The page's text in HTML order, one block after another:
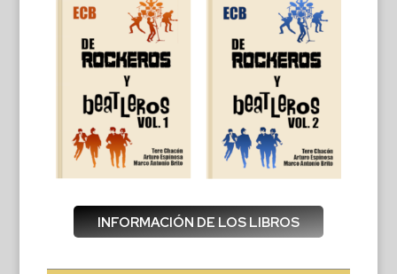
INFORMACIÓN DE LOS LIBROS